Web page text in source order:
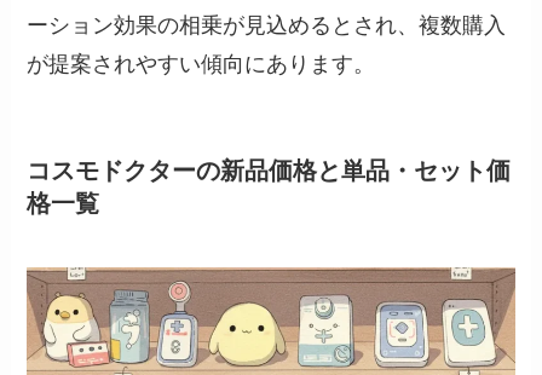
ーション効果の相乗が見込めるとされ、複数購入
が提案されやすい傾向にあります。
コスモドクターの新品価格と単品・セット価
格一覧